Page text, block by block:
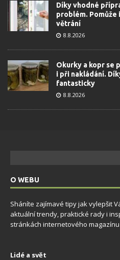
Díky vhodné
problém. Pomůže
větrání
8.8.2026
Okurky a kopr se
i při nakládání.
fantasticky
8.8.2026
O WEBU
Sháníte zajímavé tipy jak vylepšit
aktuální trendy, praktické rady i
stránkách internetového magazínu
Lidé a svět